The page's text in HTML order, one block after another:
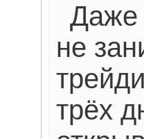
Даже
не
трёх